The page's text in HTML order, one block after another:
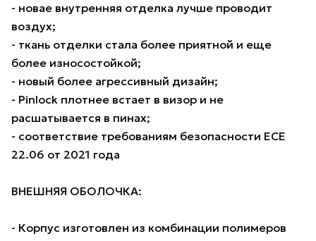
- новае внутренняя отделка лучше проводит
воздух;
- ткань отделки стала более приятной и еще
более износостойкой;
- новый более агрессивный дизайн;
- Pinlock плотнее встает в визор и не
расшатывается в пинах;
- соответствие требованиям безопасности ECE
22.06 от 2021 года
ВНЕШНЯЯ ОБОЛОЧКА:
- Корпус изготовлен из комбинации полимеров